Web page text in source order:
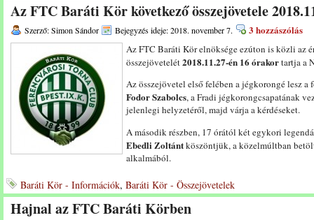
Az FTC Baráti Kör következő összejövetele
Szerző: Simon Sándor Bejegyzés ideje: 2018. november 7. 3 hozzászólás
Az FTC Baráti Kör elnöksége ezúton is közli az
összejövetelét2018.11.27-én 16 órakortartja a
Az összejövetel első felében a jégkorongé lesz a
Fodor Szabolcs, a Fradi jégkorongcsapatának
jelenlegi helyzetéről, majd várja a kérdéseket.
A második részben, 17 órától két egykori
Ebedli Zoltántköszöntjük, a közelmúltban
alkalmából.
Baráti Kör - Információk, Baráti Kör - Összejövetelek
Hajnal az FTC Baráti Körben